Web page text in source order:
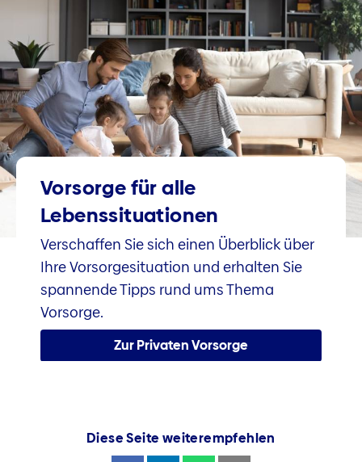
Vorsorge für alle
Lebenssituationen
Verschaffen Sie sich einen Überblick über
Ihre Vorsorgesituation und erhalten Sie
spannende Tipps rund ums Thema
Vorsorge.
Zur Privaten Vorsorge
Diese Seite weiterempfehlen